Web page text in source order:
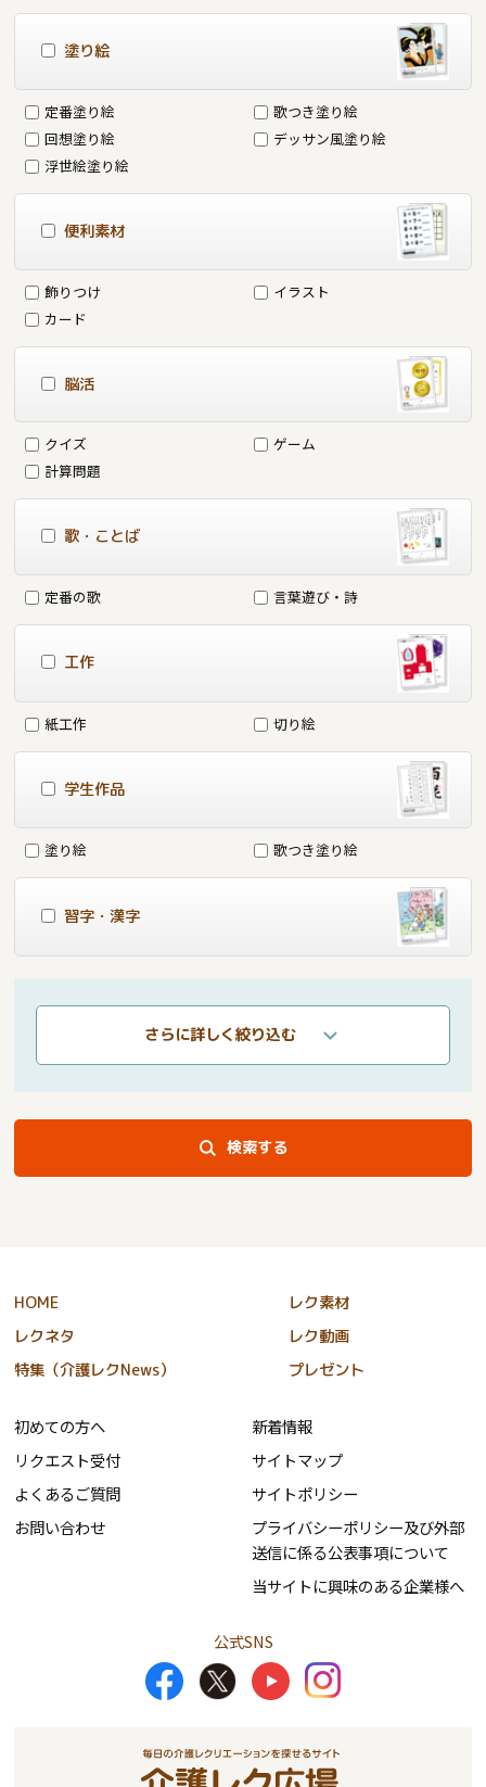
塗り絵
定番塗り絵
歌つき塗り絵
回想塗り絵
デッサン風塗り絵
浮世絵塗り絵
便利素材
飾りつけ
イラスト
カード
脳活
クイズ
ゲーム
計算問題
歌・ことば
定番の歌 言葉遊び・詩
工作
紙工作 切り絵
学生作品
塗り絵 歌つき塗り絵
習字・漢字
さらに詳しく絞り込む
検索する
HOME
レク素材
レクネタ
レク動画
特集（介護レクNews）
プレゼント
初めての方へ
リクエスト受付
よくあるご質問
お問い合わせ
新着情報
サイトマップ
サイトポリシー
プライバシーポリシー及び外部
送信に係る公表事項について
当サイトに興味のある企業様へ
公式SNS